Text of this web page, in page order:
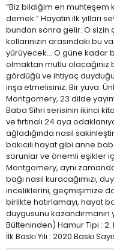
”Biz bildiğim en muhteşem
demek.” Hayatın ilk yılları
bundan sonra gelir. O sizin
kollarınızın arasındaki bu
yürüyecek... O güne kadar
olmaktan mutlu
gördüğü ve ihtiyaç
inşa etmelisiniz: Bir yuva.
Montgomery, 23 dilde
Baba Sihri serisinin ikinci
ve fırtınalı 24 aya
ağladığında nasıl
bakıcılı hayat gibi anne
sorunlar ve önemli eşikler
Montgomery, aynı
bağı nasıl kuracağımızı,
inceliklerini, geçmişimize
birlikte hatırlamayı, hayat
duygusunu kazandırmanın
Bülteninden) Hamur Tipi : 2.
İlk Baskı Yılı : 2020 Baskı